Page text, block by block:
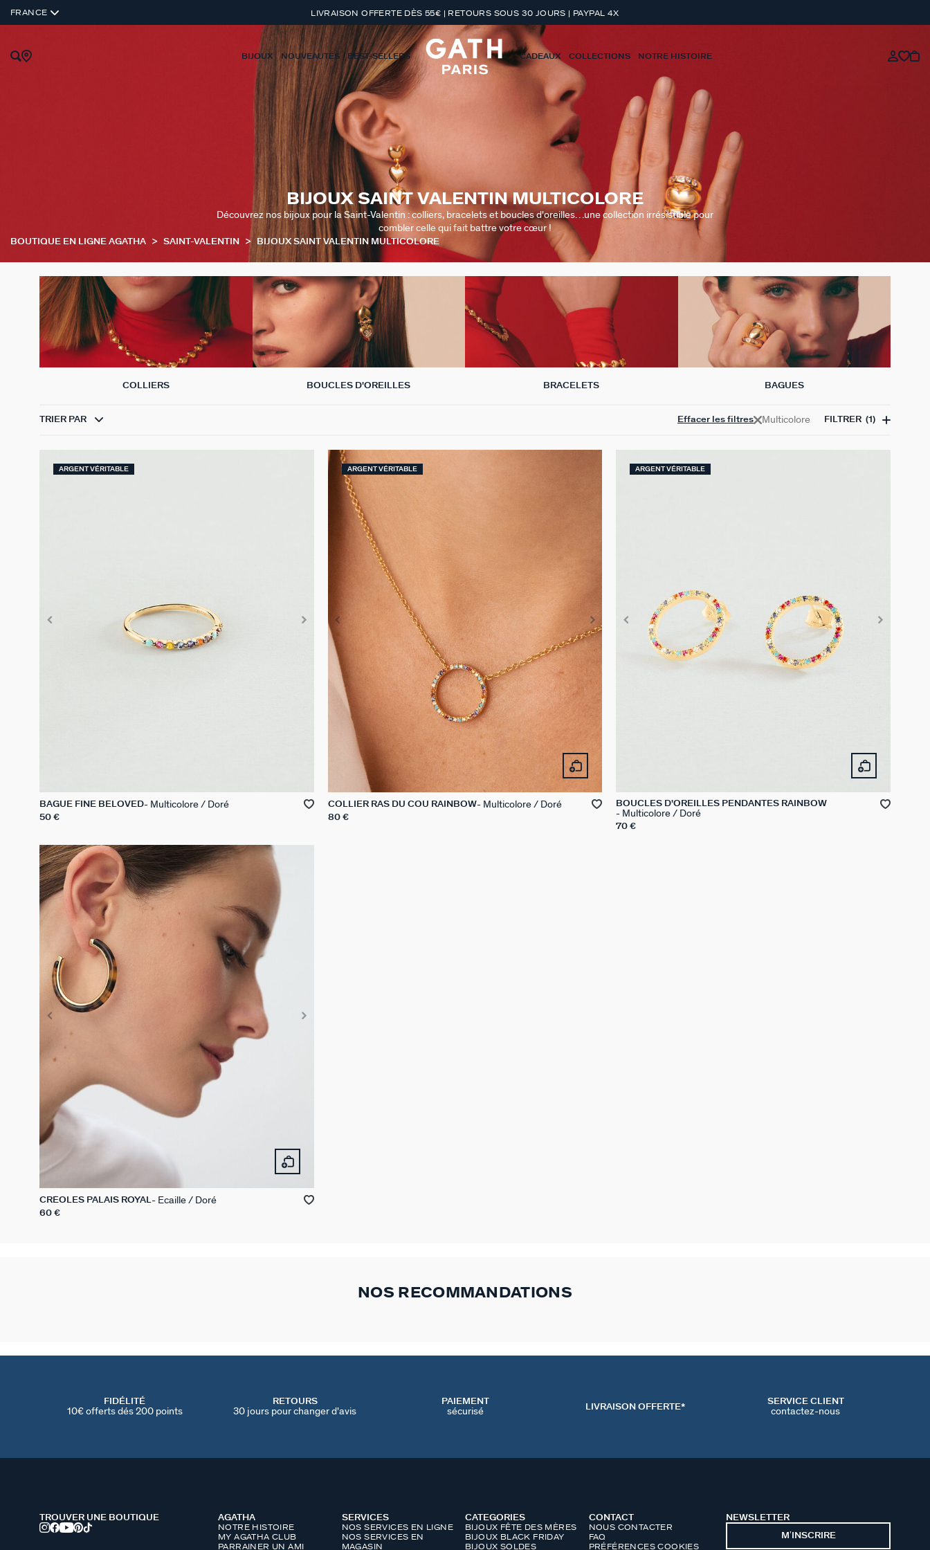
FRANCE LIVRAISON OFFERTE DÈS 55€ | RETOURS SOUS 30 JOURS | PAYPAL 4X
BIJOUX NOUVEAUTÉS BEST-SELLERS CADEAUX COLLECTIONS NOTRE HISTOIRE
BIJOUX SAINT VALENTIN MULTICOLORE
Découvrez nos bijoux pour la Saint-Valentin : colliers, bracelets et boucles d'oreilles…une collection irrésistible pour
combler celle qui fait battre votre cœur !
COLLIERS BOUCLES D'OREILLES BRACELETS BAGUES
BOUTIQUE EN LIGNE AGATHA SAINT-VALENTIN BIJOUX SAINT VALENTIN MULTICOLORE
TRIER PAR Multicolore
Effacer les filtres FILTRER (1)
ARGENT VÉRITABLE
BAGUE FINE BELOVED Multicolore / Doré
50 €
ARGENT VÉRITABLE
COLLIER RAS DU COU RAINBOW Multicolore / Doré
80 €
ARGENT VÉRITABLE
BOUCLES D'OREILLES PENDANTES RAINBOW
Multicolore / Doré
70 €
CRÉOLES PALAIS ROYAL Ecaille / Doré
60 €
NOS RECOMMANDATIONS
FIDÉLITÉ
10€ offerts dés 200 points
RETOURS
30 jours pour changer d'avis
PAIEMENT
sécurisé LIVRAISON OFFERTE*
SERVICE CLIENT
contactez-nous
NEWSLETTER
MʼINSCRIRE
AGATHA
NOTRE HISTOIRE
MY AGATHA CLUB
PARRAINER UN AMI
SERVICES
NOS SERVICES EN LIGNE
NOS SERVICES EN
MAGASIN
CATEGORIES
BIJOUX FÊTE DES MÈRES
BIJOUX BLACK FRIDAY
BIJOUX SOLDES
CONTACT
NOUS CONTACTER
FAQ
PRÉFÉRENCES COOKIES
TROUVER UNE BOUTIQUE